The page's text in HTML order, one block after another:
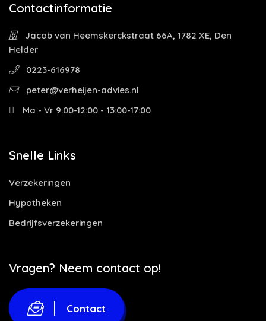
Contactinformatie
Jacob van Heemskerckstraat 66A, 1782 XE, Den
Helder
0223-616978
peter@verheijen-advies.nl
Ma - Vr 9:00-12:00 - 13:00-17:00
Snelle Links
Verzekeringen
Hypotheken
Bedrijfsverzekeringen
Vragen? Neem contact op!
Contact